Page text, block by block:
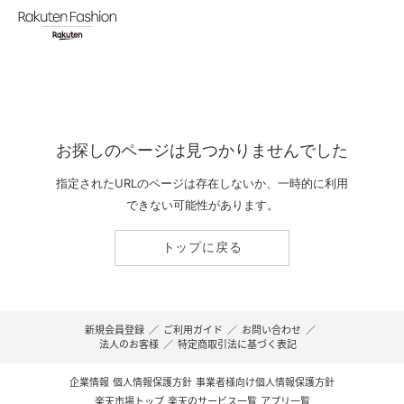
お探しのページは見つかりませんでした
指定されたURLのページは存在しないか、一時的に利用
できない可能性があります。
トップに戻る
新規会員登録 ／ ご利用ガイド ／ お問い合わせ ／
法人のお客様 ／ 特定商取引法に基づく表記
企業情報 個人情報保護方針 事業者様向け個人情報保護方針
楽天市場トップ 楽天のサービス一覧 アプリ一覧